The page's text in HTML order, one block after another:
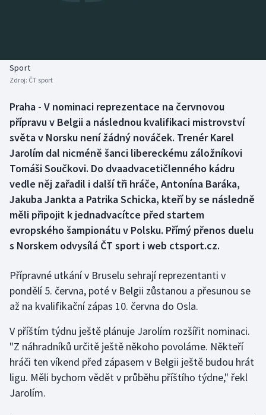
Biatlon
Box
Curling
Dostihy
Florbal
Futsal
Gymnastika
Jezdectví
Judo
Aplikace ČT sport
Sport
Zdroj: ČT sport
Praha - V nominaci reprezentace na červnovou
přípravu v Belgii a následnou kvalifikaci mistrovství
světa v Norsku není žádný nováček. Trenér Karel
Jarolím dal nicméně šanci libereckému záložníkovi
Tomáši Součkovi. Do dvaadvacetičlenného kádru
vedle něj zařadil i další tři hráče, Antonína Baráka,
Jakuba Jankta a Patrika Schicka, kteří by se následně
měli připojit k jednadvacítce před startem
evropského šampionátu v Polsku. Přímý přenos duelu
s Norskem odvysílá ČT sport i web ctsport.cz.
Přípravné utkání v Bruselu sehrají reprezentanti v
pondělí 5. června, poté v Belgii zůstanou a přesunou se
až na kvalifikační zápas 10. června do Osla.
V příštím týdnu ještě plánuje Jarolím rozšířit nominaci.
"Z náhradníků určitě ještě někoho povoláme. Někteří
hráči ten víkend před zápasem v Belgii ještě budou hrát
ligu. Měli bychom vědět v průběhu příštího týdne," řekl
Jarolím.